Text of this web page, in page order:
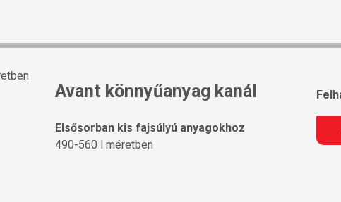
Avant könnyűanyag kanál
Elsősorban kis fajsúlyú anyagokhoz
490-560 l méretben